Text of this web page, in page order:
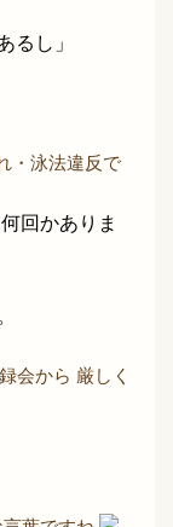
るし 」
・泳法違反で
回かありま
会から 厳しく